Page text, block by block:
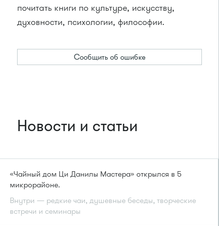
почитать книги по культуре, искусству,
духовности, психологии, философии.
Сообщить об ошибке
Новости и статьи
«Чайный дом Ци Данилы Мастера» открылся в 5
микрорайоне.
Внутри — редкие чаи, душевные беседы, творческие
встречи и семинары